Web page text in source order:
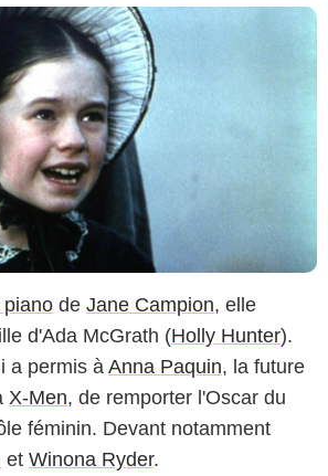
piano de Jane Campion, elle
d'Ada McGrath (Holly Hunter).
a permis à Anna Paquin, la future
X-Men, de remporter l'Oscar du
féminin. Devant notamment
et Winona Ryder.